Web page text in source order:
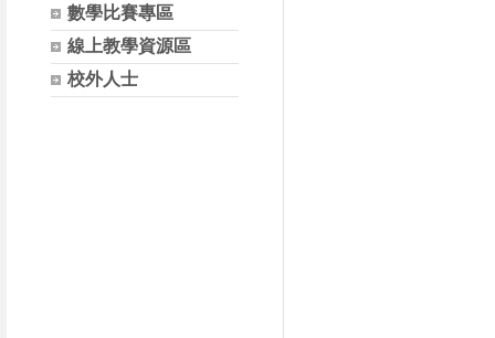
數學比賽專區
線上教學資源區
校外人士